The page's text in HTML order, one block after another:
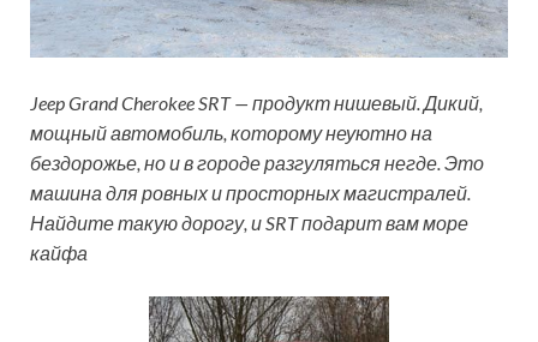
Jeep Grand Cherokee SRT — продукт нишевый. Дикий,
мощный автомобиль, которому неуютно на
бездорожье, но и в городе разгуляться негде. Это
машина для ровных и просторных магистралей.
Найдите такую дорогу, и SRT подарит вам море
кайфа